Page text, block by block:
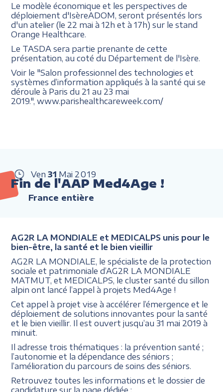
Le modèle économique et les perspectives de
déploiement d'IsèreADOM, seront présentés lors
d'un atelier (le 22 mai à 12h et à 17h) sur le stand
Orange Healthcare.
Le TASDA sera partie prenante de cette
présentation, au coté du Département de l'Isère.
Voir le "Salon professionnel des technologies et
systèmes d’information appliqués à la santé qui se
déroule à Paris du 21 au 23 mai
2019.", www.parishealthcareweek.com/
Ven 31 Mai 2019
Fin de l'AAP Med4Age !
France entière
AG2R LA MONDIALE et MEDICALPS unis pour le
bien-être, la santé et le bien vieillir
AG2R LA MONDIALE, le spécialiste de la protection
sociale et patrimoniale d’AG2R LA MONDIALE
MATMUT, et MEDICALPS, le cluster santé du sillon
alpin ont lancé l’appel à projets Med4Age !
Cet appel à projet vise à accélérer l’émergence et le
déploiement de solutions innovantes pour la santé
et le bien vieillir. Il est ouvert jusqu’au 31 mai 2019 à
minuit.
Il adresse trois thématiques : la prévention santé ;
l’autonomie et la dépendance des séniors ;
l’amélioration du parcours de soins des séniors.
Retrouvez toutes les informations et le dossier de
candidature sur la page dédiée :